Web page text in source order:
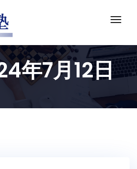
ナ
ゲ
ー
シ
ョ
ン
切
年7月12日